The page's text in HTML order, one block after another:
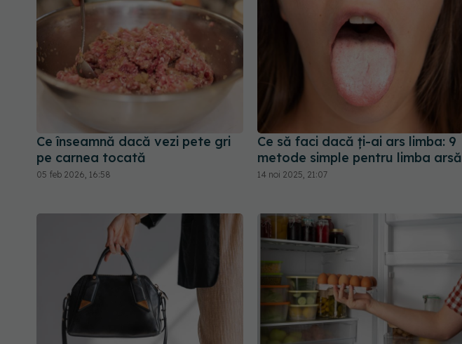
Ce înseamnă dacă vezi pete gri
pe carnea tocată
05 feb 2026, 16:58
Ce să faci dacă ți-ai ars limba: 9
metode simple pentru limba arsă
14 noi 2025, 21:07